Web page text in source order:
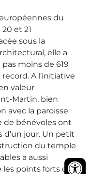
du
et 21
sous la
elle a
moins de 619
A l’initiative
valeur
Martin, bien
avec la paroisse
de bénévoles ont
d’un jour. Un petit
du temple
a aussi
points forts du